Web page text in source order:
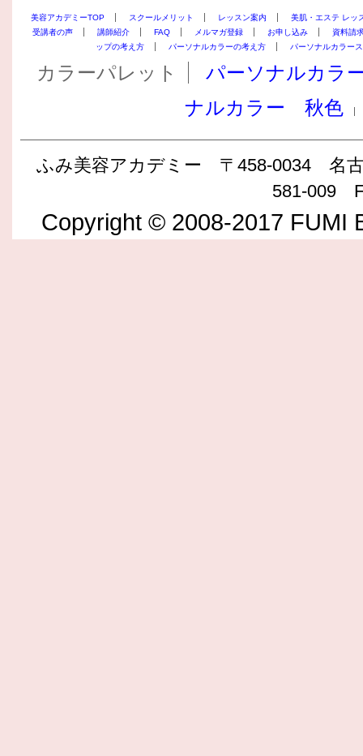
美容アカデミーTOP スクールメリット レッスン案内
美肌・エステ レッ
受講者の声
講師紹介 FAQ メルマガ登録 お申し込み
資料請
ップの考え方
パーソナルカラーの考え方 パーソナルカラー
カラーパレット
パーソナルカラ
ナルカラー 秋色
ふみ美容アカデミー 〒458-0034 名
581-009
Copyright © 2008-2017 FUMI